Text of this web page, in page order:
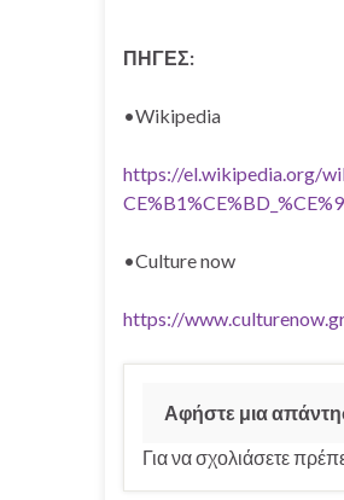
ΠΗΓΕΣ:
•Wikipedia
https://el.wikipedia.org/
•Culture now
https://
Αφήστε μια
Για να σχολιάσετε